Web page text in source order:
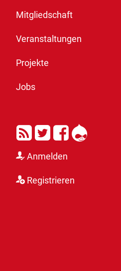
Mitgliedschaft
Veranstaltungen
Projekte
Jobs
RSSTwitter
Facebook
Drupal
Anmelden
Registrieren